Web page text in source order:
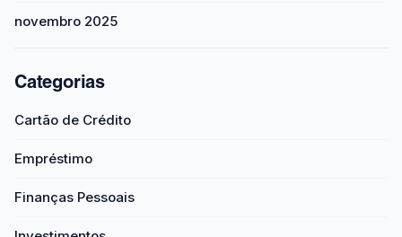
novembro 2025
Categorias
Cartão de Crédito
Empréstimo
Finanças Pessoais